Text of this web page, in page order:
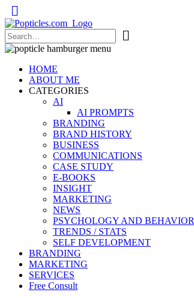
Popticles.com
HOME
ABOUT ME
CATEGORIES
AI
AI PROMPTS
BRANDING
BRAND HISTORY
BUSINESS
COMMUNICATIONS
CASE STUDY
E-BOOKS
INSIGHT
MARKETING
NEWS
PSYCHOLOGY AND BEHAVIOR
TRENDS / STATS
SELF DEVELOPMENT
BRANDING
MARKETING
SERVICES
Free Consult